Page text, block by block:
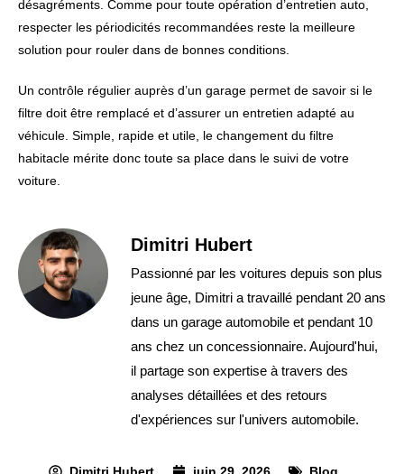
désagréments. Comme pour toute opération d’entretien auto,
respecter les périodicités recommandées reste la meilleure
solution pour rouler dans de bonnes conditions.
Un contrôle régulier auprès d’un garage permet de savoir si le
filtre doit être remplacé et d’assurer un entretien adapté au
véhicule. Simple, rapide et utile, le changement du filtre
habitacle mérite donc toute sa place dans le suivi de votre
voiture.
Dimitri Hubert
Passionné par les voitures depuis son plus
jeune âge, Dimitri a travaillé pendant 20 ans
dans un garage automobile et pendant 10
ans chez un concessionnaire. Aujourd'hui,
il partage son expertise à travers des
analyses détaillées et des retours
d'expériences sur l'univers automobile.